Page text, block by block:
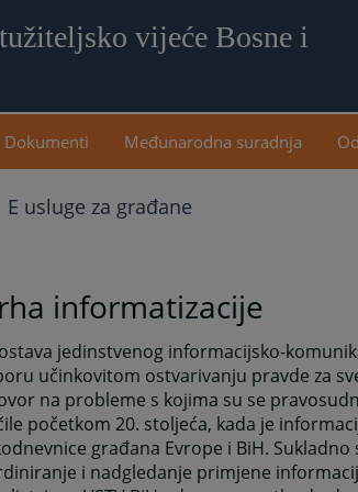
vijeće Bosne i
Dokumenti Međunarodna suradnja
E usluge za građane
informatizacije
jedinstvenog informacijsko-
učinkovitom ostvarivanju pravde za
na probleme s kojima su se
početkom 20. stoljeća, kada je
građana Evrope i BiH.
i nadgledanje primjene